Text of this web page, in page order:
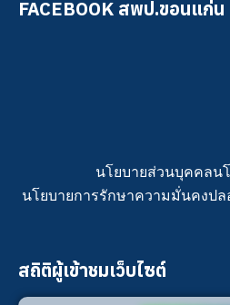
FACEBOOK สพป.ขอนแก่น
นโยบายส่วนบุคคลน
นโยบายการรักษาความมั่นคงปล
สถิติผู้เข้าชมเว็บไซต์